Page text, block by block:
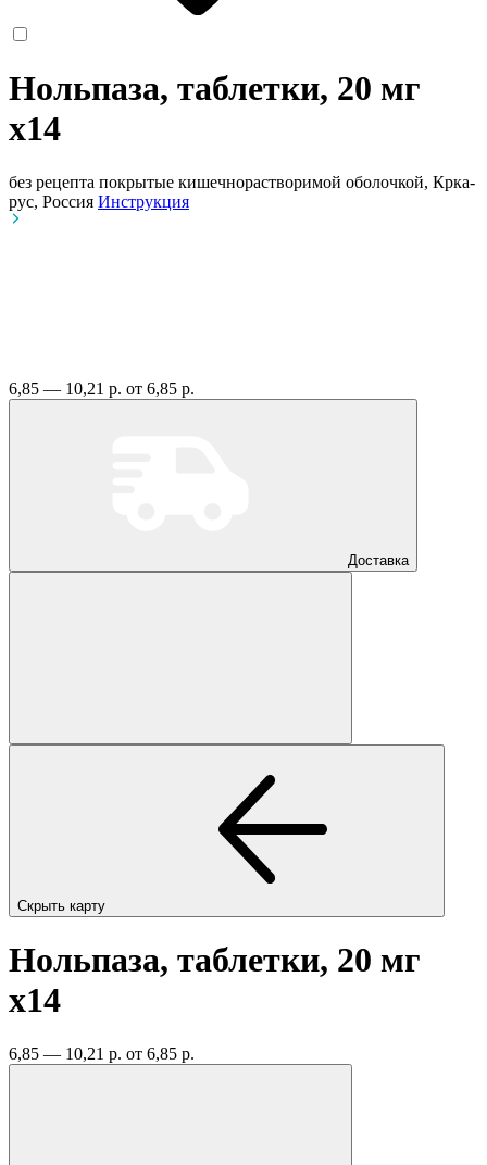
Нольпаза, таблетки, 20 мг
x14
без рецепта покрытые кишечнорастворимой оболочкой, Крка-
рус, Россия Инструкция
6,85 — 10,21 р. от 6,85 р.
Доставка
Скрыть карту
Нольпаза, таблетки, 20 мг
x14
6,85 — 10,21 р. от 6,85 р.